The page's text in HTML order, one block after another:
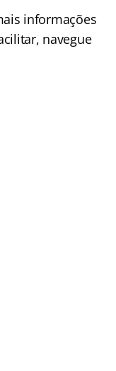
informações
navegue